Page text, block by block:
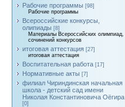
Рабочие программы [98]
Рабочие программы
Всероссийские конкурсы,
олипиады [8]
Материалы Всероссийских олимпиад,
сочинений конкурсов
итоговая аттестация [27]
итоговая аттестация
Воспитательная работа [17]
Нормативные акты [7]
филиал Чириндинская начальная
школа - детский сад имени
Николая Константиновича Оёгира
[0]